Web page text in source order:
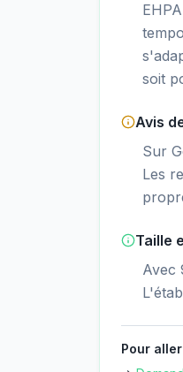
soit
Avis
Sur
Les
Taille
Avec
Pour